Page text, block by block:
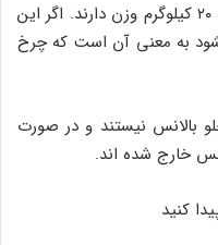
تایر و متعلقات چرخ روی هم نزدیک به ۲۰ کیلوگرم وزن دارند. اگر این
به معنی آن است که چرخ
بالانس نیستند و در صورت
خارج شده اند.
کنید